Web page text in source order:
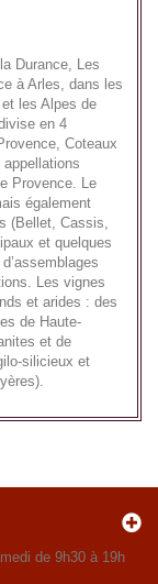
Durance, Les
à Arles, dans les
les Alpes de
en 4
Coteaux
Provence. Le
également
(Bellet, Cassis,
et quelques
Les vignes
et arides : des
de Haute-
et de
silicieux et
de 9h30 à 19h